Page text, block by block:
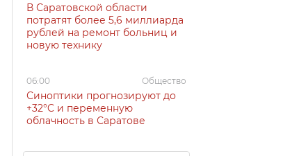
В Саратовской области
потратят более 5,6 миллиарда
рублей на ремонт больниц и
новую технику
06:00 Общество
Синоптики прогнозируют до
+32°C и переменную
облачность в Саратове